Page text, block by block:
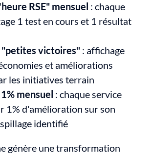
RSE" mensuel : chaque
1 test en cours et 1 résultat
"petites victoires" : affichage
et améliorations
les initiatives terrain
mensuel : chaque service
1% d'amélioration sur son
identifié
génère une transformation